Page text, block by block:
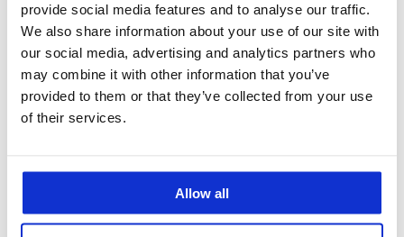
provide social media features and to analyse our traffic.
We also share information about your use of our site with
our social media, advertising and analytics partners who
may combine it with other information that you’ve
provided to them or that they’ve collected from your use
of their services.
Allow all
Choisissez notre service de conception et de fabrication de
moules pour le secteur médical.
Contactez-nous gratuitement
Contrôle qualité et traçabilité
nous accordons une grande attention auxstandards de